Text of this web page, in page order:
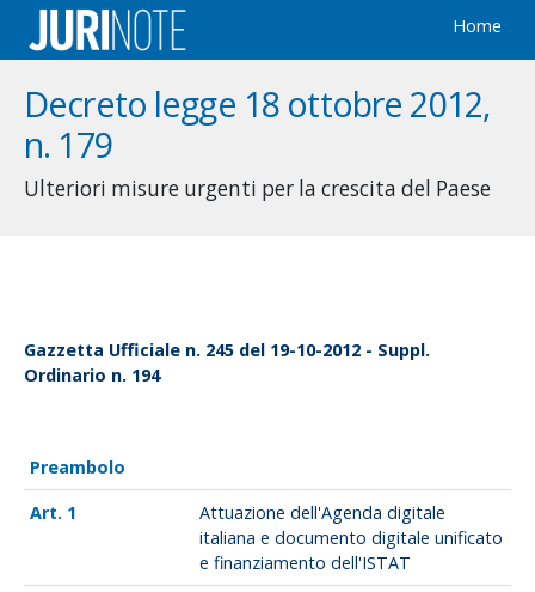
Home
Decreto legge 18 ottobre 2012,
n. 179
Ulteriori misure urgenti per la crescita del Paese
Gazzetta Ufficiale n. 245 del 19-10-2012 - Suppl.
Ordinario n. 194
Preambolo
1
Attuazione dell'Agenda digitale
italiana e documento digitale unificato
e finanziamento dell'ISTAT